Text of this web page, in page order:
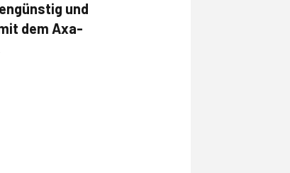
und
dem Axa-